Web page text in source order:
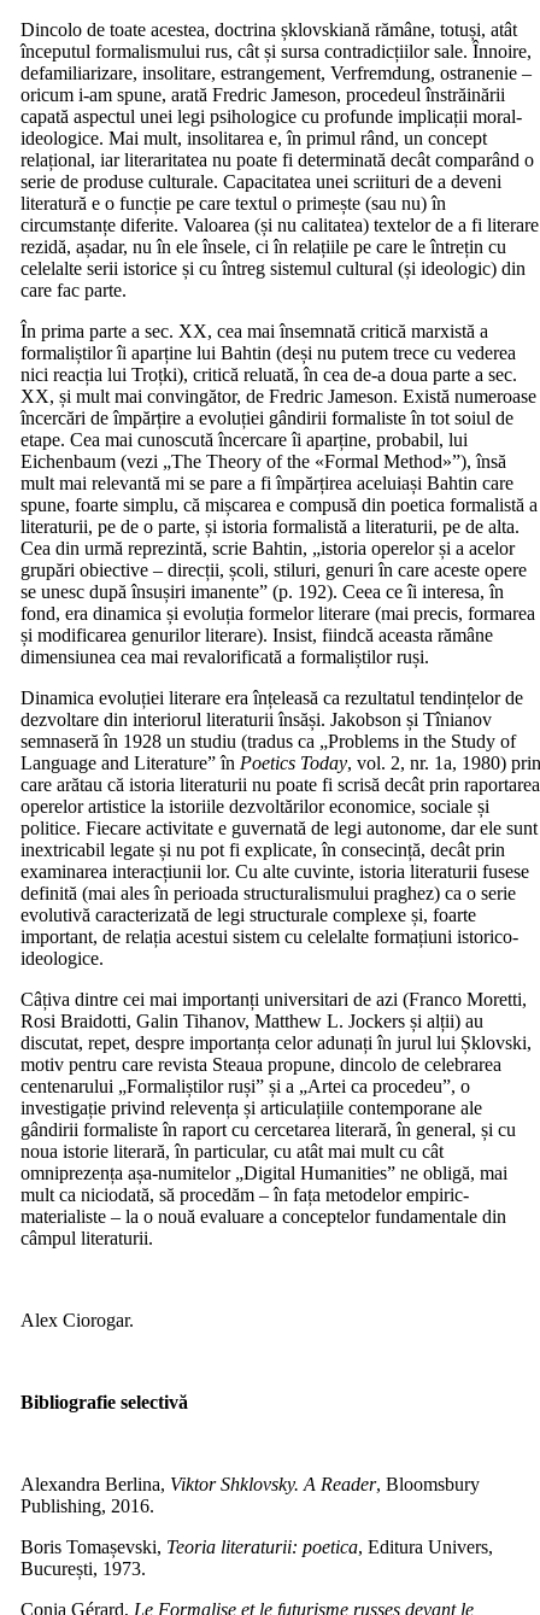
Dincolo de toate acestea, doctrina șklovskiană rămâne, totuși, atât
începutul formalismului rus, cât și sursa contradicțiilor sale. Înnoire,
defamiliarizare, insolitare, estrangement, Verfremdung, ostranenie –
oricum i-am spune, arată Fredric Jameson, procedeul înstrăinării
capată aspectul unei legi psihologice cu profunde implicații moral-
ideologice. Mai mult, insolitarea e, în primul rând, un concept
relațional, iar literaritatea nu poate fi determinată decât comparând o
serie de produse culturale. Capacitatea unei scriituri de a deveni
literatură e o funcție pe care textul o primește (sau nu) în
circumstanțe diferite. Valoarea (și nu calitatea) textelor de a fi literare
rezidă, așadar, nu în ele însele, ci în relațiile pe care le întrețin cu
celelalte serii istorice și cu întreg sistemul cultural (și ideologic) din
care fac parte.
În prima parte a sec. XX, cea mai însemnată critică marxistă a
formaliștilor îi aparține lui Bahtin (deși nu putem trece cu vederea
nici reacția lui Troțki), critică reluată, în cea de-a doua parte a sec.
XX, și mult mai convingător, de Fredric Jameson. Există numeroase
încercări de împărțire a evoluției gândirii formaliste în tot soiul de
etape. Cea mai cunoscută încercare îi aparține, probabil, lui
Eichenbaum (vezi „The Theory of the «Formal Method»”), însă
mult mai relevantă mi se pare a fi împărțirea aceluiași Bahtin care
spune, foarte simplu, că mișcarea e compusă din poetica formalistă a
literaturii, pe de o parte, și istoria formalistă a literaturii, pe de alta.
Cea din urmă reprezintă, scrie Bahtin, „istoria operelor și a acelor
grupări obiective – direcții, școli, stiluri, genuri în care aceste opere
se unesc după însușiri imanente” (p. 192). Ceea ce îi interesa, în
fond, era dinamica și evoluția formelor literare (mai precis, formarea
și modificarea genurilor literare). Insist, fiindcă aceasta rămâne
dimensiunea cea mai revalorificată a formaliștilor ruși.
Dinamica evoluției literare era înțeleasă ca rezultatul tendințelor de
dezvoltare din interiorul literaturii însăși. Jakobson și Tînianov
semnaseră în 1928 un studiu (tradus ca „Problems in the Study of
Language and Literature” în Poetics Today, vol. 2, nr. 1a, 1980)
care arătau că istoria literaturii nu poate fi scrisă decât prin raportarea
operelor artistice la istoriile dezvoltărilor economice, sociale și
politice. Fiecare activitate e guvernată de legi autonome, dar ele sunt
inextricabil legate și nu pot fi explicate, în consecință, decât prin
examinarea interacțiunii lor. Cu alte cuvinte, istoria literaturii fusese
definită (mai ales în perioada structuralismului praghez) ca o serie
evolutivă caracterizată de legi structurale complexe și, foarte
important, de relația acestui sistem cu celelalte formațiuni istorico-
ideologice.
Câțiva dintre cei mai importanți universitari de azi (Franco Moretti,
Rosi Braidotti, Galin Tihanov, Matthew L. Jockers și alții) au
discutat, repet, despre importanța celor adunați în jurul lui Șklovski,
motiv pentru care revista Steaua propune, dincolo de celebrarea
centenarului „Formaliștilor ruși” și a „Artei ca procedeu”, o
investigație privind relevența și articulațiile contemporane ale
gândirii formaliste în raport cu cercetarea literară, în general, și cu
noua istorie literară, în particular, cu atât mai mult cu cât
omniprezența așa-numitelor „Digital Humanities” ne obligă, mai
mult ca niciodată, să procedăm – în fața metodelor empiric-
materialiste – la o nouă evaluare a conceptelor fundamentale din
câmpul literaturii.
Alex Ciorogar.
Bibliografie selectivă
Alexandra Berlina, Viktor Shklovsky. A Reader, Bloomsbury
Publishing, 2016.
Boris Tomașevski, Teoria literaturii: poetica, Editura Univers,
București, 1973.
Conia Gérard, Le Formalise et le futurisme russes devant le